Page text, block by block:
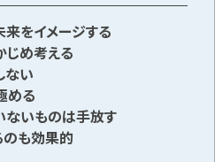
をイメージする
め考える
ない
める
ないものは手放す
も効果的